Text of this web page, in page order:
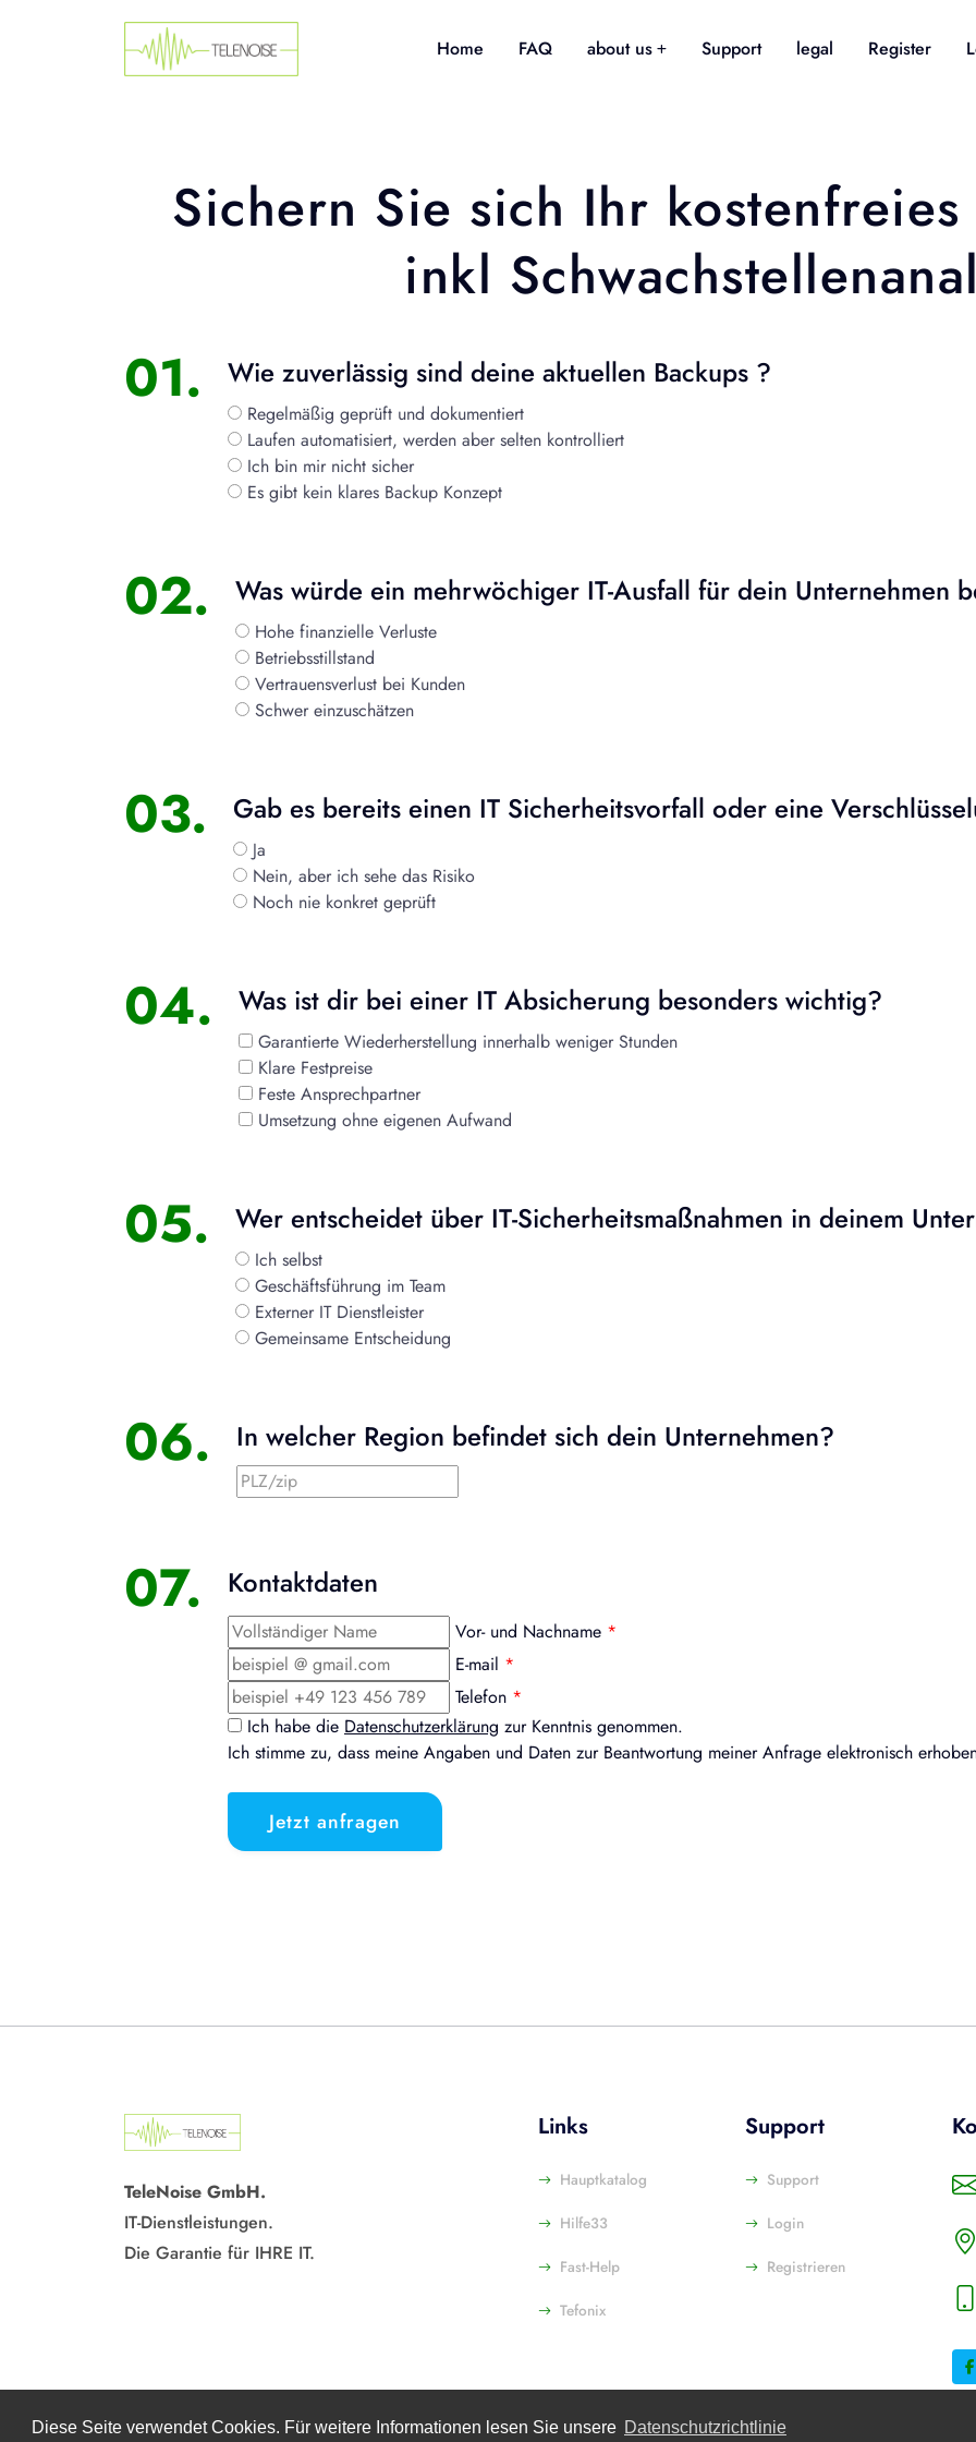
Diese Seite verwendet Cookies. Für weitere Informationen lesen Sie unsere Datenschutzrichtlinie
Home FAQ about us Support legal Register
Sichern Sie sich Ihr kostenfreies
inkl
01.
Wie zuverlässig sind deine aktuellen Backups ?
Regelmäßig geprüft und dokumentiert
Laufen automatisiert, werden aber selten kontrolliert
Ich bin mir nicht sicher
Es gibt kein klares Backup Konzept
02. Was würde ein mehrwöchiger IT-Ausfall für dein Unternehmen
Hohe finanzielle Verluste
Betriebsstillstand
Vertrauensverlust bei Kunden
Schwer einzuschätzen
03. Gab es bereits einen IT Sicherheitsvorfall oder eine
Ja
Nein, aber ich sehe das Risiko
Noch nie konkret geprüft
04. Was ist dir bei einer IT Absicherung besonders wichtig?
Garantierte Wiederherstellung innerhalb weniger Stunden
Klare Festpreise
Feste Ansprechpartner
Umsetzung ohne eigenen Aufwand
05. Wer entscheidet über IT-Sicherheitsmaßnahmen in deinem
Ich selbst
Geschäftsführung im Team
Externer IT Dienstleister
Gemeinsame Entscheidung
06. In welcher Region befindet sich dein Unternehmen?
07. Kontaktdaten
Vor- und Nachname *
E-mail *
Telefon *
Ich habe die Datenschutzerklärung zur Kenntnis genommen.
Ich stimme zu, dass meine Angaben und Daten zur Beantwortung meiner Anfrage elektronisch
Jetzt anfragen
TeleNoise GmbH.
IT-Dienstleistungen.
Die Garantie für IHRE IT.
Links
Hauptkatalog
Hilfe33
Fast-Help
Tefonix
Support
Support
Login
Registrieren